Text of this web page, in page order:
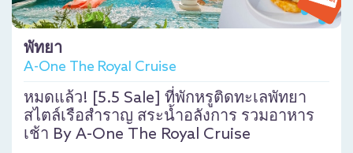
พัทยา
A-One The Royal Cruise
หมดแล้ว! [5.5 Sale] ที่พักหรูติดทะเลพัทยา
สไตล์เรือสำราญ สระน้ำอลังการ รวมอาหาร
เช้า By A-One The Royal Cruise